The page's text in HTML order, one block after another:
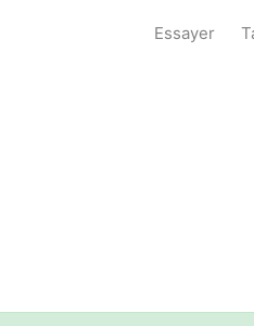
Essayer